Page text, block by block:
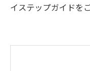
イステップガイドを